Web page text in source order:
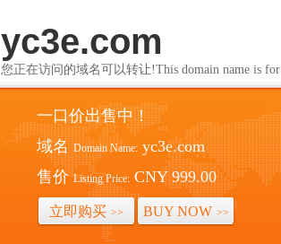
yc3e.com
您正在访问的域名可以转让!This domain name is for
一口价出售中！
域名 Domain Name: yc3e.com
售价 Listing Price: CNY 999.00
立即购买 >> BUY NOW >>